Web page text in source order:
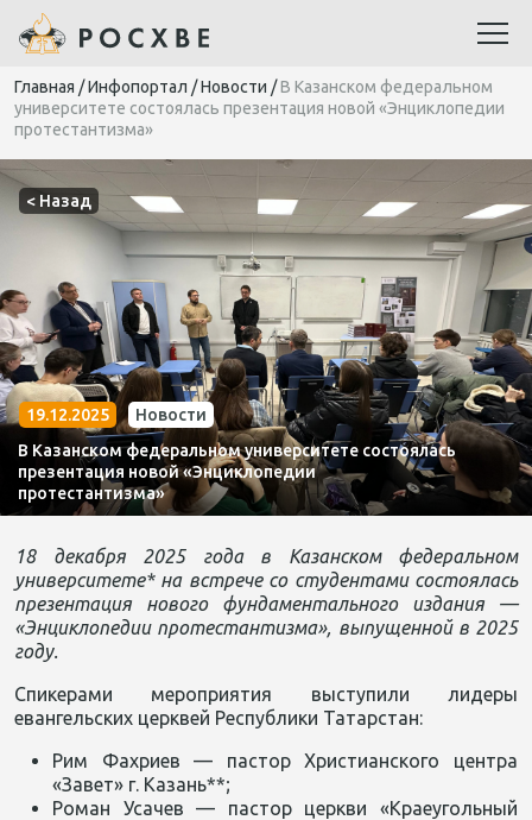
Главная /Инфопортал /Новости /В Казанском федеральном
университете состоялась презентация новой «Энциклопедии
протестантизма»
< Назад
19.12.2025
Новости
В Казанском федеральном университете состоялась
презентация новой «Энциклопедии
протестантизма»
18 декабря 2025 года в Казанском федеральном
университете* на встрече со студентами состоялась
презентация нового фундаментального издания —
«Энциклопедии протестантизма», выпущенной в 2025
году.
Спикерами мероприятия выступили лидеры
евангельских церквей Республики Татарстан:
Рим Фахриев — пастор Христианского центра
«Завет» г. Казань**;
Роман Усачев — пастор церкви «Краеугольный